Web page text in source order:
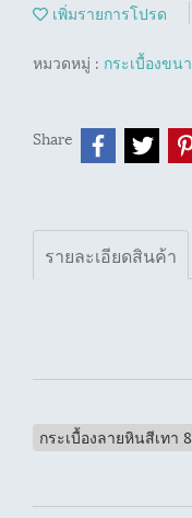
เพิ่มรายการโปรด
หมวดหมู่ : กระเบื้องขน
Share
รายละเอียดสินค้า
กระเบื้องลายหินสีเทา